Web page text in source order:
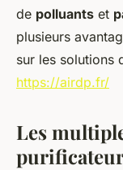
de polluants et
plusieurs
sur les solutions
https://airdp.fr/
Les